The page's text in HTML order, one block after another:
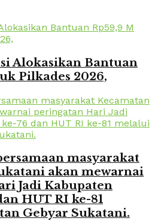
Alokasikan Bantuan
Pilkades 2026,
masyarakat
akan mewarnai
Jadi Kabupaten
HUT RI ke-81
Gebyar Sukatani.